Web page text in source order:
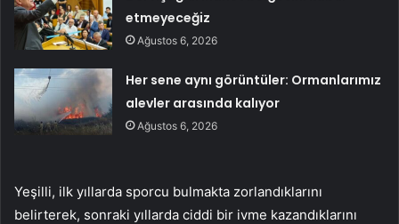
etmeyeceğiz
Ağustos 6, 2026
Her sene aynı görüntüler: Ormanlarımız
alevler arasında kalıyor
Ağustos 6, 2026
Yeşilli, ilk yıllarda sporcu bulmakta zorlandıklarını
belirterek, sonraki yıllarda ciddi bir ivme kazandıklarını